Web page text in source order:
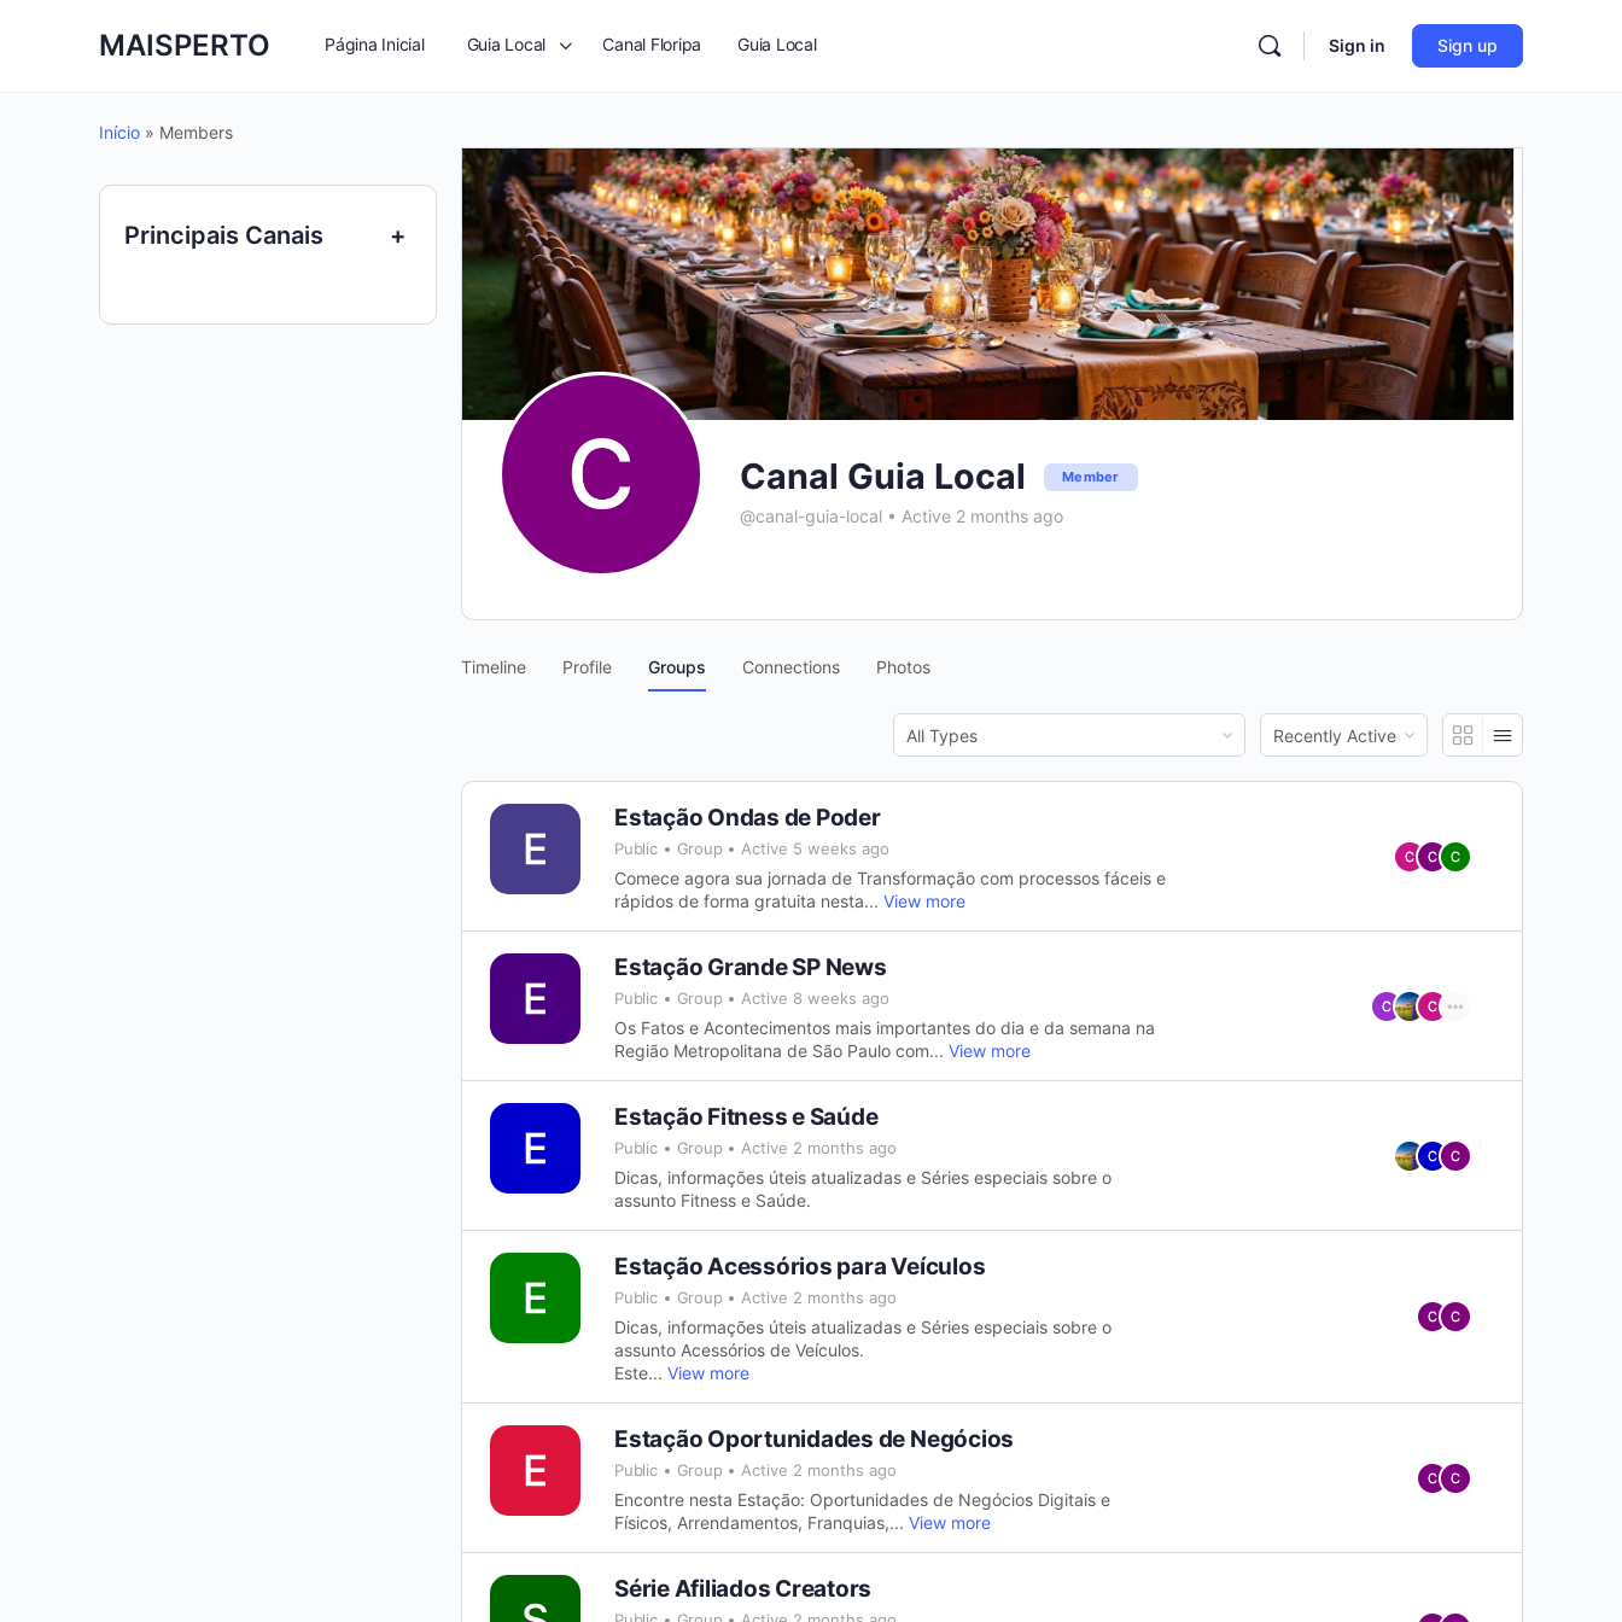
MAISPERTO Página Inicial Guia Local Canal Floripa Guia Local Sign in Sign up
Início » Members
Canal Guia Local Member
@canal-guia-local • Active 2 months ago
Timeline Profile Groups Connections Photos
Order
By:
Order
By:
Estação Ondas de Poder
Public Group Active 5 weeks ago
Comece agora sua jornada de Transformação com processos fáceis e
rápidos de forma gratuita nesta... View more
Estação Grande SP News
Public Group Active 8 weeks ago
Os Fatos e Acontecimentos mais importantes do dia e da semana na
Região Metropolitana de São Paulo com... View more
Estação Fitness e Saúde
Public Group Active 2 months ago
Dicas, informações úteis atualizadas e Séries especiais sobre o
assunto Fitness e Saúde.
Estação Acessórios para Veículos
Public Group Active 2 months ago
Dicas, informações úteis atualizadas e Séries especiais sobre o
assunto Acessórios de Veículos.
Este... View more
Estação Oportunidades de Negócios
Public Group Active 2 months ago
Encontre nesta Estação: Oportunidades de Negócios Digitais e
Físicos, Arrendamentos, Franquias,... View more
Série Afiliados Creators
Principais Canais +